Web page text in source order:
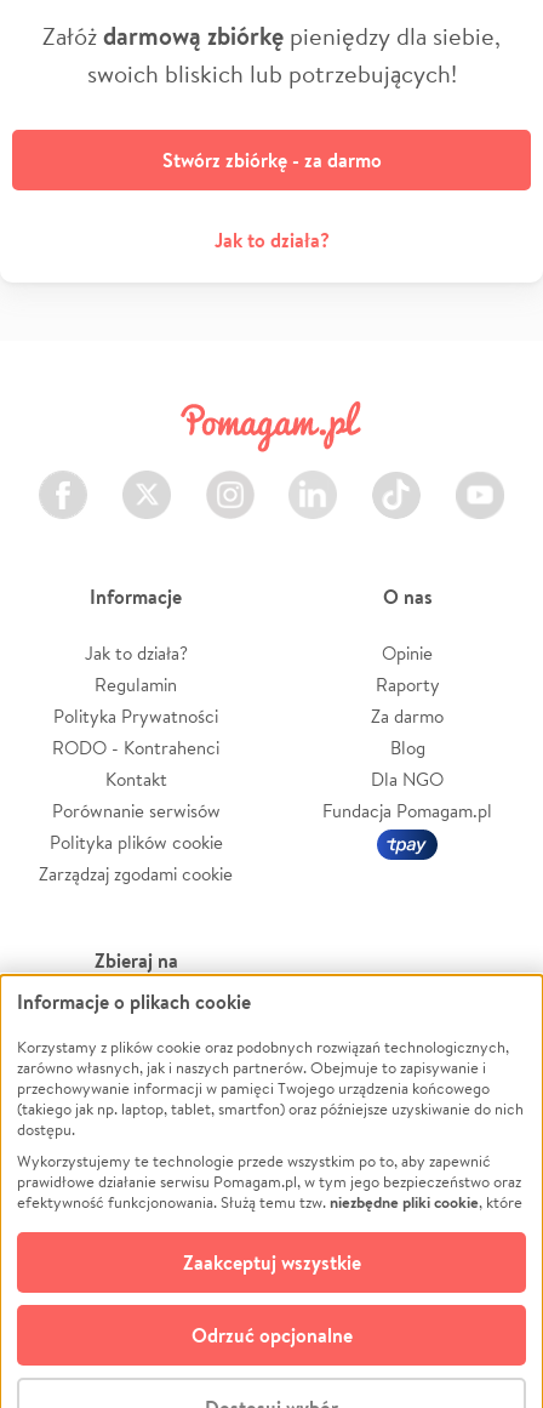
Załóżdarmową zbiórkę pieniędzy dla siebie,
swoich bliskich lub potrzebujących!
Stwórz zbiórkę - za darmo
Jak to działa?
Facebook Twitter Instagram LinkedIn TikTok Youtube
Informacje
Jak to działa?
Regulamin
Polityka Prywatności
RODO - Kontrahenci
Kontakt
Porównanie serwisów
Polityka plików cookie
Zarządzaj zgodami cookie
O nas
Opinie
Raporty
Za darmo
Blog
Dla NGO
Fundacja Pomagam.pl
Zbieraj na
Leczenie
Zwierzęta
Pożar
Ukraina
Pomoc Finansowa
Projekty
Pogrzeb
Społeczność lokalna
Kultura
Powódź
Wichura
NGO
Edukacja
Podróż
Impreza
Ochrona środowiska
Biznes
© CROWDING SP. Z O.O.
Informacje o plikach cookie
Korzystamy z plików cookie oraz podobnych rozwiązań technologicznych,
zarówno własnych, jak i naszych partnerów. Obejmuje to zapisywanie i
przechowywanie informacji w pamięci Twojego urządzenia końcowego
(takiego jak np. laptop, tablet, smartfon) oraz późniejsze uzyskiwanie do nich
dostępu.
Wykorzystujemy te technologie przede wszystkim po to, aby zapewnić
prawidłowe działanie serwisu Pomagam.pl, w tym jego bezpieczeństwo oraz
efektywność funkcjonowania. Służą temu tzw.niezbędne pliki cookie, które
opcjonalnych plików cookie
technologii do celów analitycznych i retargetingowych. Możesz wyrazić
zgodę na ich stosowanie lub jej odmówić. W dowolnym momencie masz
możliwość zmiany swoich preferencji na stronie „Zarządzaj zgodami cookie”,
do której link znajdziesz w stopce serwisu Pomagam.pl. Opcjonalne pliki
cookie wykorzystywane są w następujących celach:
Odrzuć opcjonalne
Zaakceptuj wszystkie